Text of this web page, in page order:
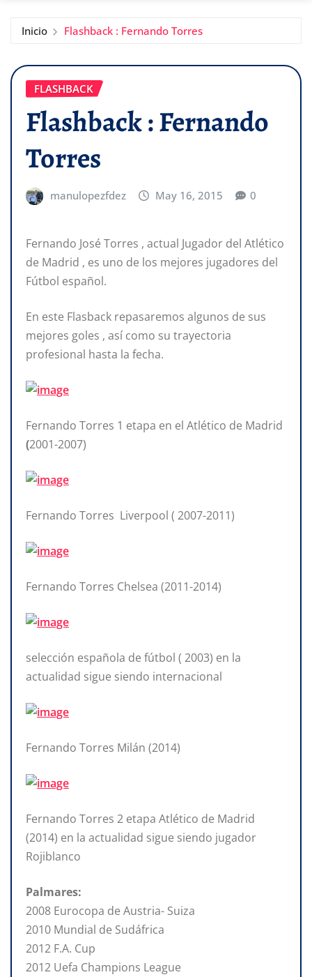
Inicio Flashback : Fernando Torres
FLASHBACK
Flashback : Fernando
Torres
manulopezfdez May 16, 2015 0
Fernando José Torres , actual Jugador del Atlético
de Madrid , es uno de los mejores jugadores del
Fútbol español.
En este Flasback repasaremos algunos de sus
mejores goles , así como su trayectoria
profesional hasta la fecha.
Fernando Torres 1 etapa en el Atlético de Madrid
(2001-2007)
Fernando Torres Liverpool ( 2007-2011)
Fernando Torres Chelsea (2011-2014)
selección española de fútbol ( 2003) en la
actualidad sigue siendo internacional
Fernando Torres Milán (2014)
Fernando Torres 2 etapa Atlético de Madrid
(2014) en la actualidad sigue siendo jugador
Rojiblanco
Palmares:
2008 Eurocopa de Austria- Suiza
2010 Mundial de Sudáfrica
2012 F.A. Cup
2012 Uefa Champions League